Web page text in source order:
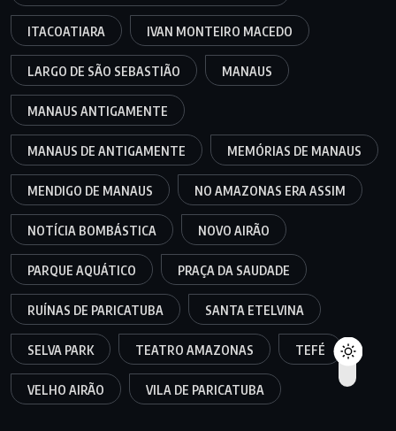
ITACOATIARA IVAN MONTEIRO MACEDO
LARGO DE SÃO SEBASTIÃO MANAUS
MANAUS ANTIGAMENTE
MANAUS DE ANTIGAMENTE MEMÓRIAS DE MANAUS
MENDIGO DE MANAUS NO AMAZONAS ERA ASSIM
NOTÍCIA BOMBÁSTICA NOVO AIRÃO
PARQUE AQUÁTICO PRAÇA DA SAUDADE
RUÍNAS DE PARICATUBA SANTA ETELVINA
SELVA PARK TEATRO AMAZONAS TEFÉ
VELHO AIRÃO VILA DE PARICATUBA